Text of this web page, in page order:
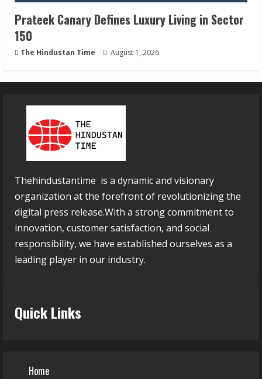
Prateek Canary Defines Luxury Living in Sector
150
The Hindustan Time August 1, 2026
Thehindustantime is a dynamic and visionary
organization at the forefront of revolutionizing the
digital press release.With a strong commitment to
innovation, customer satisfaction, and social
responsibility, we have established ourselves as a
leading player in our industry.
Quick Links
Home